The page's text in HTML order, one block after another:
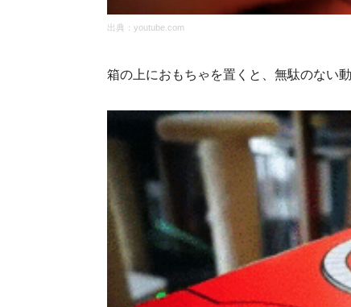
出典： youtube.com
箱の上におもちゃを置くと、無駄のない